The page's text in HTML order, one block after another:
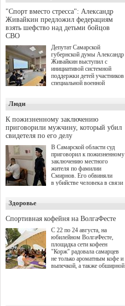
"Спорт вместо стресса": Александр
Живайкин предложил федерациям
взять шефство над детьми бойцов
СВО
Депутат Самарской
губернской думы Александр
Живайкин выступил с
инициативой системной
поддержки детей участников
специальной военной
"Помощь фронту и семьям
участников СВО", которая
прошла в Отрадном 7
августа.
Люди
К пожизненному заключению
приговорили мужчину, который убил
свидетеля по его делу
В Самарской области суд
приговорил к пожизненному
заключению местного
жителя по фамилии
Смирнов. Его обвиняли
в убийстве человека в связи
Здоровье
Спортивная кофейня на ВолгаФесте
С 22 по 24 августа, на
юбилейном ВолгаФесте,
площадка сети кофеен
"Корж" радовала самарцев
не только ароматным кофе и
выпечкой, а также обширной